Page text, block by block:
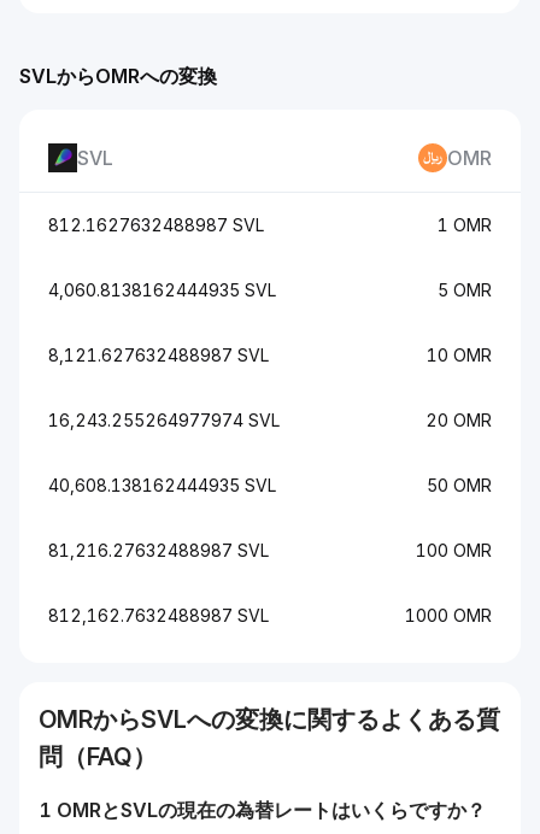
SVLからOMRへの変換
SVL OMR
812.1627632488987 SVL 1 OMR
4,060.8138162444935 SVL 5 OMR
8,121.627632488987 SVL 10 OMR
16,243.255264977974 SVL 20 OMR
40,608.138162444935 SVL 50 OMR
81,216.27632488987 SVL 100 OMR
812,162.7632488987 SVL 1000 OMR
OMRからSVLへの変換に関するよくある質
問（FAQ）
1 OMRとSVLの現在の為替レートはいくらですか？